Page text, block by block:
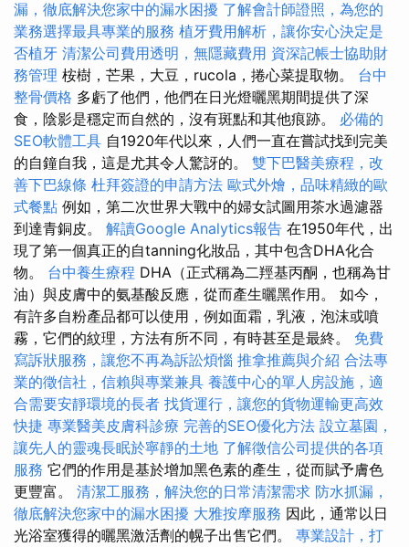
漏，徹底解決您家中的漏水困擾 了解會計師證照，為您的
業務選擇最具專業的服務 植牙費用解析，讓你安心決定是
否植牙 清潔公司費用透明，無隱藏費用 資深記帳士協助財
務管理 桉樹，芒果，大豆，rucola，捲心菜提取物。 台中
整骨價格 多虧了他們，他們在日光燈曬黑期間提供了深
食，陰影是穩定而自然的，沒有斑點和其他痕跡。 必備的
SEO軟體工具 自1920年代以來，人們一直在嘗試找到完美
的自鐘自我，這是尤其令人驚訝的。 雙下巴醫美療程，改
善下巴線條 杜拜簽證的申請方法 歐式外燴，品味精緻的歐
式餐點 例如，第二次世界大戰中的婦女試圖用茶水過濾器
到達青銅皮。 解讀Google Analytics報告 在1950年代，出
現了第一個真正的自tanning化妝品，其中包含DHA化合
物。 台中養生療程 DHA（正式稱為二羥基丙酮，也稱為甘
油）與皮膚中的氨基酸反應，從而產生曬黑作用。 如今，
有許多自粉產品都可以使用，例如面霜，乳液，泡沫或噴
霧，它們的紋理，方法有所不同，有時甚至是最終。 免費
寫訴狀服務，讓您不再為訴訟煩惱 推拿推薦與介紹 合法專
業的徵信社，信賴與專業兼具 養護中心的單人房設施，適
合需要安靜環境的長者 找貨運行，讓您的貨物運輸更高效
快捷 專業醫美皮膚科診療 完善的SEO優化方法 設立墓園，
讓先人的靈魂長眠於寧靜的土地 了解徵信公司提供的各項
服務 它們的作用是基於增加黑色素的產生，從而賦予膚色
更豐富。 清潔工服務，解決您的日常清潔需求 防水抓漏，
徹底解決您家中的漏水困擾 大雅按摩服務 因此，通常以日
光浴室獲得的曬黑激活劑的幌子出售它們。 專業設計，打